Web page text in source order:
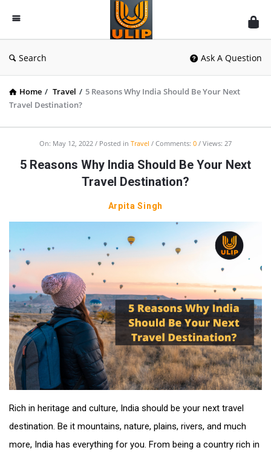
UlipIndia
Discussion
Forum
Search Ask A Question
Home / Travel / 5 Reasons Why India Should Be Your Next
Travel Destination?
On: May 12, 2022 Posted in Travel Comments: 0 Views: 27
5 Reasons Why India Should Be Your Next
Travel Destination?
Arpita Singh
Rich in heritage and culture, India should be your next travel
destination. Be it mountains, nature, plains, rivers, and much
more, India has everything for you. From being a country rich in